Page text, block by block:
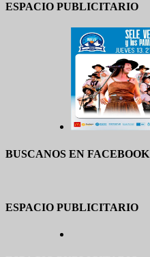
ESPACIO PUBLICITARIO
BUSCANOS EN FACEBOOK
ESPACIO PUBLICITARIO